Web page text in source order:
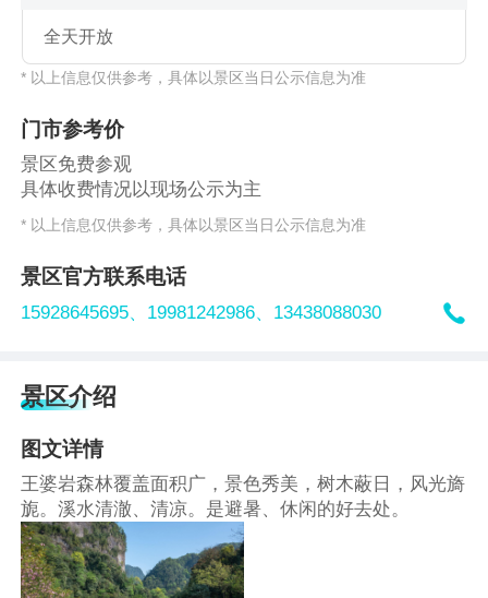
全天开放
* 以上信息仅供参考，具体以景区当日公示信息为准
门市参考价
景区免费参观
具体收费情况以现场公示为主
* 以上信息仅供参考，具体以景区当日公示信息为准
景区官方联系电话
15928645695、 19981242986、 13438088030 
景区介绍
图文详情
王婆岩森林覆盖面积广，景色秀美，树木蔽日，风光旖
旎。溪水清澈、清凉。是避暑、休闲的好去处。